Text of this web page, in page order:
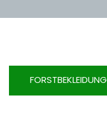
FORSTBEKLEIDUNG